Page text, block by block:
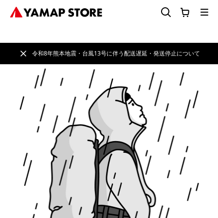
令和8年熊本地震・台風13号に伴う配送遅延・発送停止について